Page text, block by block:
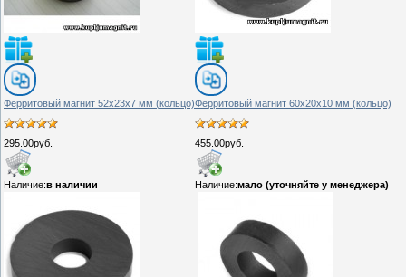
Ферритовый магнит 52х23х7 мм (кольцо)
295.00руб.
Наличие:в наличии
Ферритовый магнит 60х20х10 мм (кольцо)
455.00руб.
Наличие:мало (уточняйте у менеджера)